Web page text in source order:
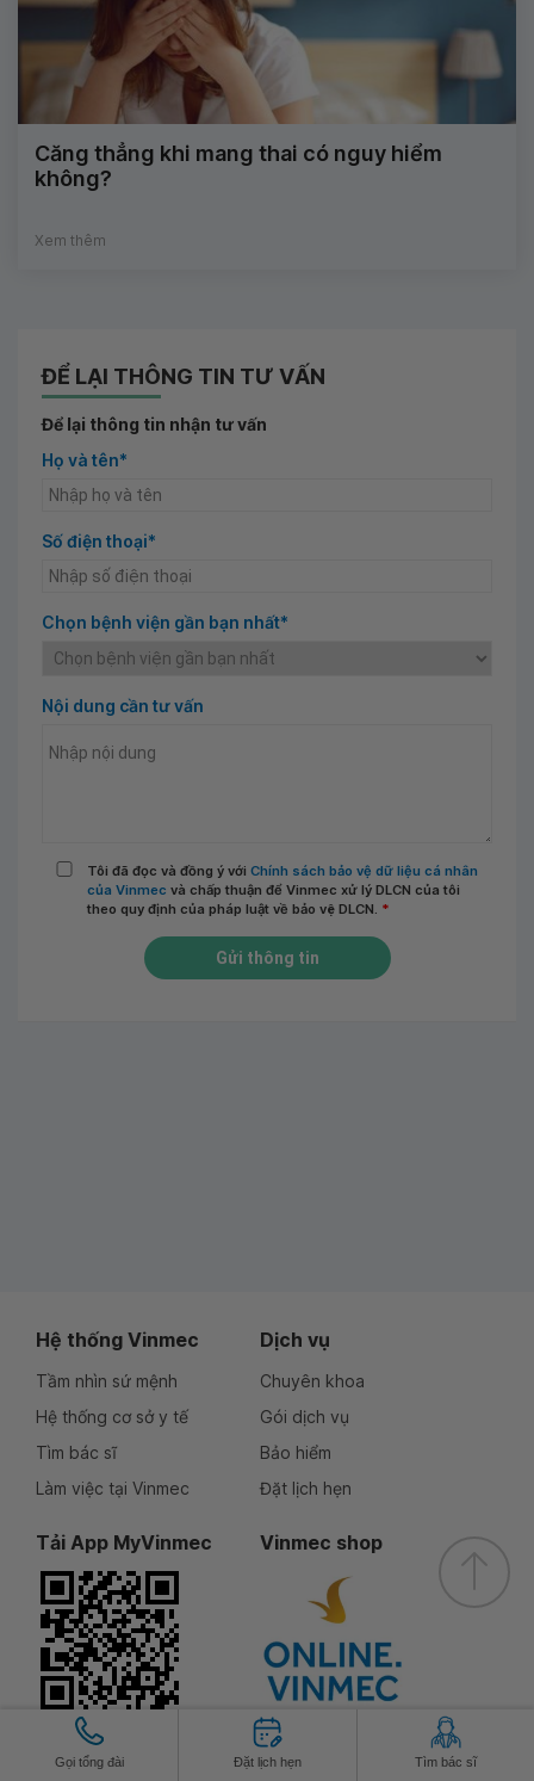
Căng thẳng khi mang thai có nguy hiểm
không?
Xem thêm
ĐỂ LẠI THÔNG TIN TƯ VẤN
Để lại thông tin nhận tư vấn
Họ và tên*
Số điện thoại*
Chọn bệnh viện gần bạn nhất*
Nội dung cần tư vấn
Tôi đã đọc và đồng ý với Chính sách bảo vệ dữ liệu cá nhân
của Vinmec và chấp thuận để Vinmec xử lý DLCN của tôi
theo quy định của pháp luật về bảo vệ DLCN. *
Gửi thông tin
Gọi tổng đài Đặt lịch hẹn Tìm bác sĩ
Hệ thống Vinmec
Tầm nhìn sứ mệnh
Hệ thống cơ sở y tế
Tìm bác sĩ
Làm việc tại Vinmec
Dịch vụ
Chuyên khoa
Gói dịch vụ
Bảo hiểm
Đặt lịch hẹn
Tải App MyVinmec Vinmec shop
Theo dõi chúng tôi